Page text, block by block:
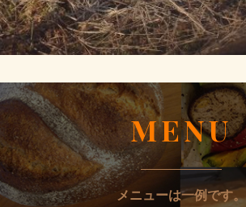
MENU
メニューは一例です。